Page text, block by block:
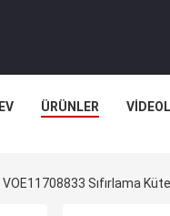
EV ÜRÜNLER
VOE11708833 Sıfırlama